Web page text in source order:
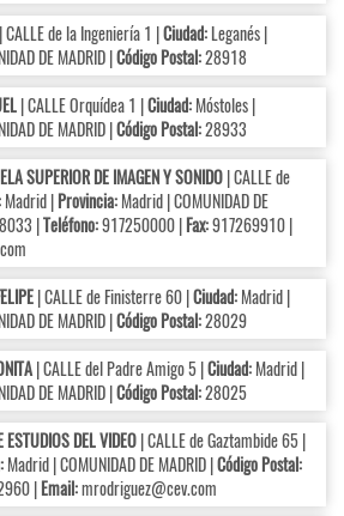
| CALLE de la Ingeniería 1 |Ciudad:Leganés |
DE MADRID |Código Postal:28918
| CALLE Orquídea 1 |Ciudad:Móstoles |
DE MADRID |Código Postal:28933
SUPERIOR DE IMAGEN Y SONIDO| CALLE de
Madrid |Provincia:Madrid | COMUNIDAD DE
|Teléfono:917250000 |Fax:917269910 |
| CALLE de Finisterre 60 |Ciudad:Madrid |
DE MADRID |Código Postal:28029
| CALLE del Padre Amigo 5 |Ciudad:Madrid |
DE MADRID |Código Postal:28025
DEL VIDEO| CALLE de Gaztambide 65 |
Madrid | COMUNIDAD DE MADRID |Código Postal:
|Email:mrodriguez@cev.com